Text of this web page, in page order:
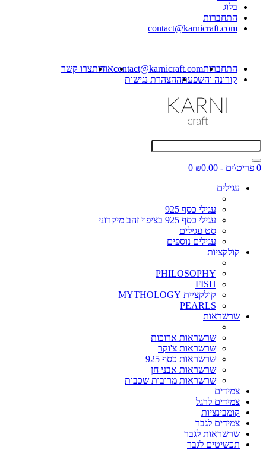
בלוג
התחברות
contact@karnicraft.com
התחברותcontact@karnicraft.comאודותצרו קשר
קורונה והשפעתההצהרת נגישות
0 פריט\ים - ₪0.00
0
עגילים
עגילי כסף 925
עגילי כסף 925 בציפוי זהב מיקרוני
סט עגילים
עגילים נוספים
קולקציות
PHILOSOPHY
FISH
קולקציית MYTHOLOGY
PEARLS
שרשראות
שרשראות ארוכות
שרשראות צ'וקר
שרשראות כסף 925
שרשראות אבני חן
שרשראות מרובות שכבות
צמידים
צמידים לרגל
קומבינציות
צמידים לגבר
שרשראות לגבר
תכשיטים לגבר